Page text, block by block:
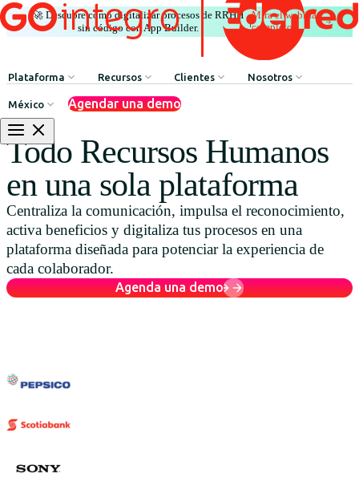
🚀 Descubre cómo digitalizar procesos de RRHH
sin código con App Builder.
|
Mira el webinar
completo
Plataforma
Comunicación Interna
Procesos de Recursos Humanos
Reconocimientos & Premios
Beneficios & Bienestar
Red de Descuentos
Agente de Recursos Humanos
Recursos
Employee Experience Awards
Casos de Éxito
Webinars
Blog
Descarga de Recursos
Clientes
Casos de Éxito
Nosotros
Equipo de Liderazgo
México
Argentina
Brasil
Chile
Colombia
Agendar una demo
Todo Recursos Humanos
en una sola plataforma
Centraliza la comunicación, impulsa el reconocimiento,
activa beneficios y digitaliza tus procesos en una
plataforma diseñada para potenciar la experiencia de
cada colaborador.
Agenda una demo